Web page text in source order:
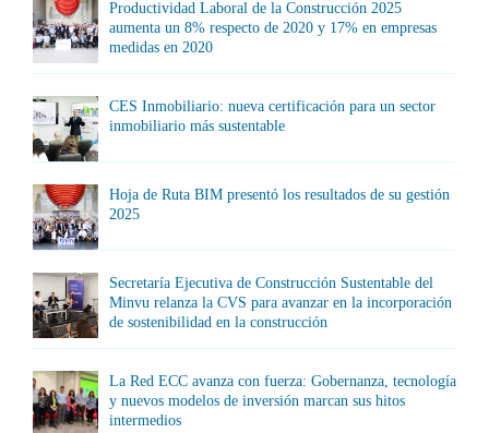
Productividad Laboral de la Construcción 2025
aumenta un 8% respecto de 2020 y 17% en empresas
medidas en 2020
CES Inmobiliario: nueva certificación para un sector
inmobiliario más sustentable
Hoja de Ruta BIM presentó los resultados de su gestión
2025
Secretaría Ejecutiva de Construcción Sustentable del
Minvu relanza la CVS para avanzar en la incorporación
de sostenibilidad en la construcción
La Red ECC avanza con fuerza: Gobernanza, tecnología
y nuevos modelos de inversión marcan sus hitos
intermedios